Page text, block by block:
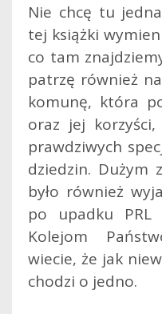
Nie chcę tu
tej książki
co tam
patrzę również
komunę, która
oraz jej
prawdziwych
dziedzin. Dużym
było również
po upadku PRL
Kolejom
wiecie, że jak
chodzi o jedno.